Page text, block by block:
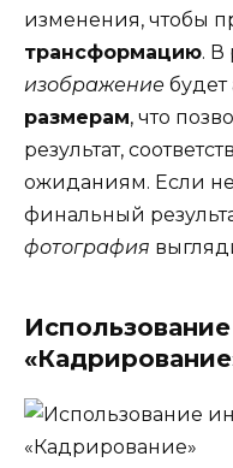
изменения, чтобы
трансформацию. В
изображение
размерам, что
результат,
ожиданиям. Если
финальный
фотография